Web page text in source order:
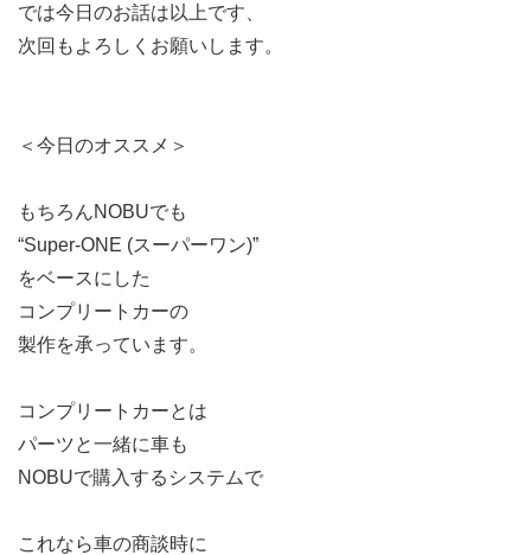
では今日のお話は以上です、
次回もよろしくお願いします。
＜今日のオススメ＞
もちろんNOBUでも
“Super-ONE (スーパーワン)”
をベースにした
コンプリートカーの
製作を承っています。
コンプリートカーとは
パーツと一緒に車も
NOBUで購入するシステムで
これなら車の商談時に